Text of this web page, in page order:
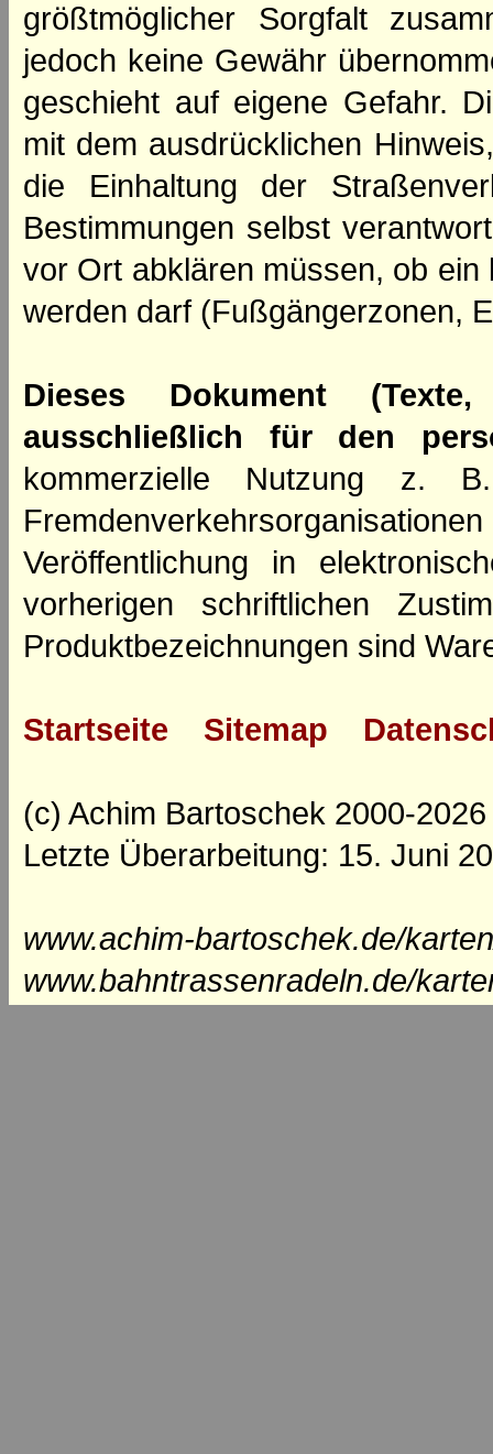
größtmöglicher Sorgfalt
jedoch keine Gewähr
geschieht auf eigene Gefahr.
mit dem ausdrücklichen
die Einhaltung der
Bestimmungen selbst
vor Ort abklären müssen, ob
werden darf (Fußgängerzonen,
Dieses Dokument
ausschließlich für den
kommerzielle Nutzung z.
Veröffentlichung in
vorherigen schriftlichen
Produktbezeichnungen sind
Startseite Sitemap
(c) Achim Bartoschek 2000-2026
Letzte Überarbeitung: 15. Juni
www.achim-bartoschek.de/
www.bahntrassenradeln.de/